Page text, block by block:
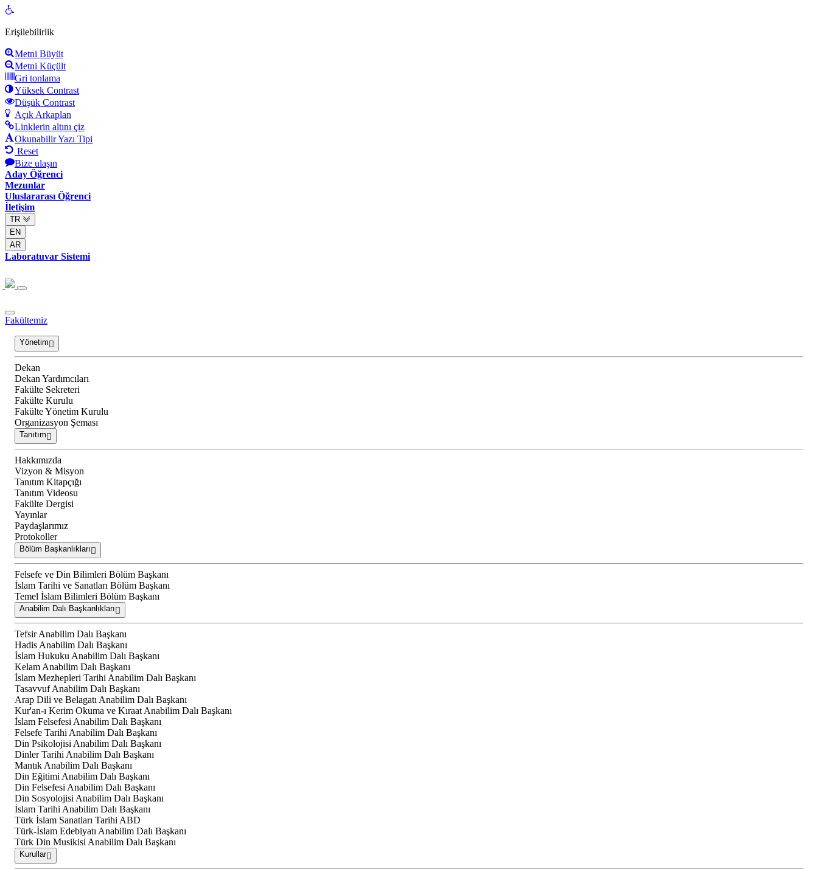
Open
Erişilebilirlik
Metni Büyüt
Metni Küçült
Gri tonlama
Yüksek Contrast
Düşük Contrast
Açık Arkaplan
Linklerin altını çiz
Okunabilir Yazı Tipi
Reset
Bize ulaşın
Aday Öğrenci
Mezunlar
Uluslararası Öğrenci
İletişim
TR
EN
AR
Laboratuvar Sistemi
Fakültemiz
Yönetim
Dekan
Dekan Yardımcıları
Fakülte Sekreteri
Fakülte Kurulu
Fakülte Yönetim Kurulu
Organizasyon Şeması
Tanıtım
Hakkımızda
Vizyon & Misyon
Tanıtım Kitapçığı
Tanıtım Videosu
Fakülte Dergisi
Yayınlar
Paydaşlarımız
Protokoller
Bölüm Başkanlıkları
Felsefe ve Din Bilimleri Bölüm Başkanı
İslam Tarihi ve Sanatları Bölüm Başkanı
Temel İslam Bilimleri Bölüm Başkanı
Anabilim Dalı Başkanlıkları
Tefsir Anabilim Dalı Başkanı
Hadis Anabilim Dalı Başkanı
İslam Hukuku Anabilim Dalı Başkanı
Kelam Anabilim Dalı Başkanı
İslam Mezhepleri Tarihi Anabilim Dalı Başkanı
Tasavvuf Anabilim Dalı Başkanı
Arap Dili ve Belagatı Anabilim Dalı Başkanı
Kur'an-ı Kerim Okuma ve Kıraat Anabilim Dalı Başkanı
İslam Felsefesi Anabilim Dalı Başkanı
Felsefe Tarihi Anabilim Dalı Başkanı
Din Psikolojisi Anabilim Dalı Başkanı
Dinler Tarihi Anabilim Dalı Başkanı
Mantık Anabilim Dalı Başkanı
Din Eğitimi Anabilim Dalı Başkanı
Din Felsefesi Anabilim Dalı Başkanı
Din Sosyolojisi Anabilim Dalı Başkanı
İslam Tarihi Anabilim Dalı Başkanı
Türk İslam Sanatları Tarihi ABD
Türk-İslam Edebiyatı Anabilim Dalı Başkanı
Türk Din Musikisi Anabilim Dalı Başkanı
Kurullar